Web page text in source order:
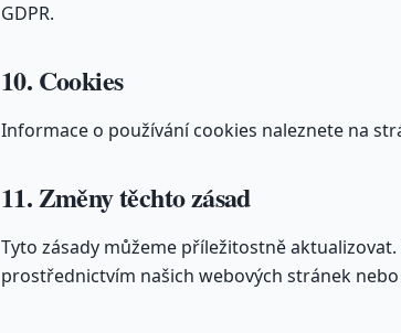
GDPR.
10. Cookies
Informace o používání cookies naleznete na
11. Změny těchto zásad
Tyto zásady můžeme příležitostně
prostřednictvím našich webových stránek